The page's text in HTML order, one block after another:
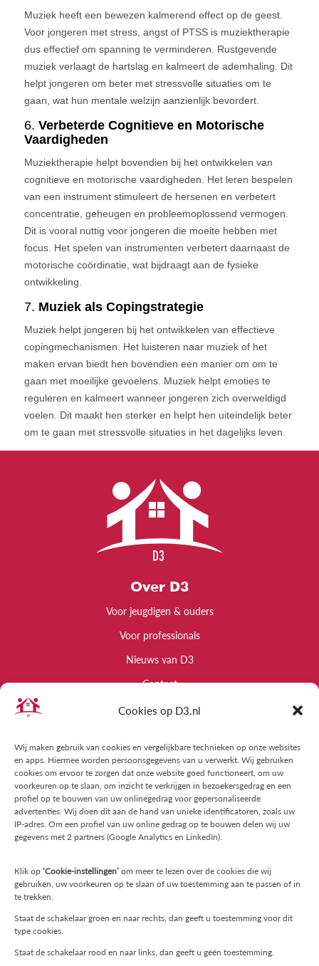
Cookies op D3.nl
Wij maken gebruik van cookies en vergelijkbare technieken op onze websites
en apps. Hiermee worden persoonsgegevens van u verwerkt. Wij gebruiken
cookies om ervoor te zorgen dat onze website goed functioneert, om uw
voorkeuren op te slaan, om inzicht te verkrijgen in bezoekersgedrag en een
profiel op te bouwen van uw onlinegedrag voor gepersonaliseerde
advertenties. Wij doen dit aan de hand van unieke identificatoren, zoals uw
IP-adres. Om een profiel van uw online gedrag op te bouwen delen wij uw
gegevens met 2 partners (Google Analytics en LinkedIn).
Klik op ‘Cookie-instellingen’ om meer te lezen over de cookies die wij
gebruiken, uw voorkeuren op te slaan of uw toestemming aan te passen of in
te trekken.
Staat de schakelaar groen en naar rechts, dan geeft u toestemming voor dit
type cookies.
Staat de schakelaar rood en naar links, dan geeft u géén toestemming.
Muziek heeft een bewezen kalmerend effect op de geest.
Voor jongeren met stress, angst of PTSS is muziektherapie
dus effectief om spanning te verminderen. Rustgevende
muziek verlaagt de hartslag en kalmeert de ademhaling. Dit
helpt jongeren om beter met stressvolle situaties om te
gaan, wat hun mentale welzijn aanzienlijk bevordert.
6. Verbeterde Cognitieve en Motorische
Vaardigheden
Muziektherapie helpt bovendien bij het ontwikkelen van
cognitieve en motorische vaardigheden. Het leren bespelen
van een instrument stimuleert de hersenen en verbetert
concentratie, geheugen en probleemoplossend vermogen.
Dit is vooral nuttig voor jongeren die moeite hebben met
focus. Het spelen van instrumenten verbetert daarnaast de
motorische coördinatie, wat bijdraagt aan de fysieke
ontwikkeling.
7. Muziek als Copingstrategie
Muziek helpt jongeren bij het ontwikkelen van effectieve
copingmechanismen. Het luisteren naar muziek of het
maken ervan biedt hen bovendien een manier om om te
gaan met moeilijke gevoelens. Muziek helpt emoties te
reguleren en kalmeert wanneer jongeren zich overweldigd
voelen. Dit maakt hen sterker en helpt hen uiteindelijk beter
om te gaan met stressvolle situaties in het dagelijks leven.
Over D3
Voor jeugdigen & ouders
Voor professionals
Nieuws van D3
Contact
Raad van commissarissen
Kwaliteit
Algemene Voorwaarden
Privacyregelement
Vertrouwenspersoon
Klachtenprocedure
Klachtenprocedure Trainingen en Workshops
Cookiebeleid (EU)
Contact